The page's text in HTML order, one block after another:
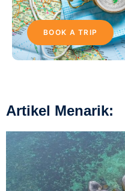
BOOK A TRIP
Artikel Menarik: